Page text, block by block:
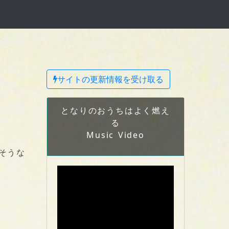
うな
サイトの更新情報を受け取る
となりのおうちはよく燃え
る
Music Video